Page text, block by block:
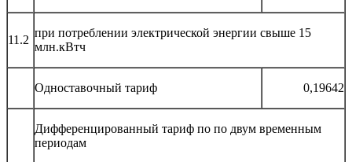
11.2
при потреблении электрической энергии свыше 15
млн.кВтч
Одноставочный тариф 0,19642
Дифференцированный тариф по по двум временным
периодам